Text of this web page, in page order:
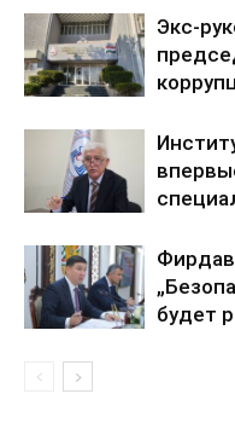
Экс-
будет